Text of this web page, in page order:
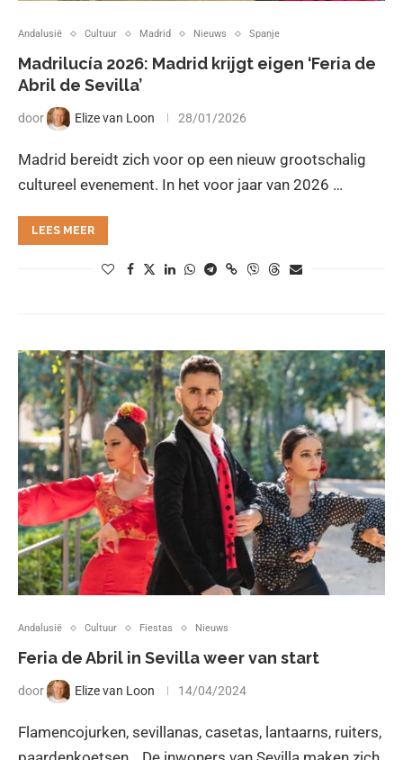
Andalusië Cultuur Madrid Nieuws Spanje
Madrilucía 2026: Madrid krijgt eigen ‘Feria de
Abril de Sevilla’
door Elize van Loon 28/01/2026
Madrid bereidt zich voor op een nieuw grootschalig
cultureel evenement. In het voor jaar van 2026 …
LEES MEER
Andalusië Cultuur Fiestas Nieuws
Feria de Abril in Sevilla weer van start
door Elize van Loon 14/04/2024
Flamencojurken, sevillanas, casetas, lantaarns, ruiters,